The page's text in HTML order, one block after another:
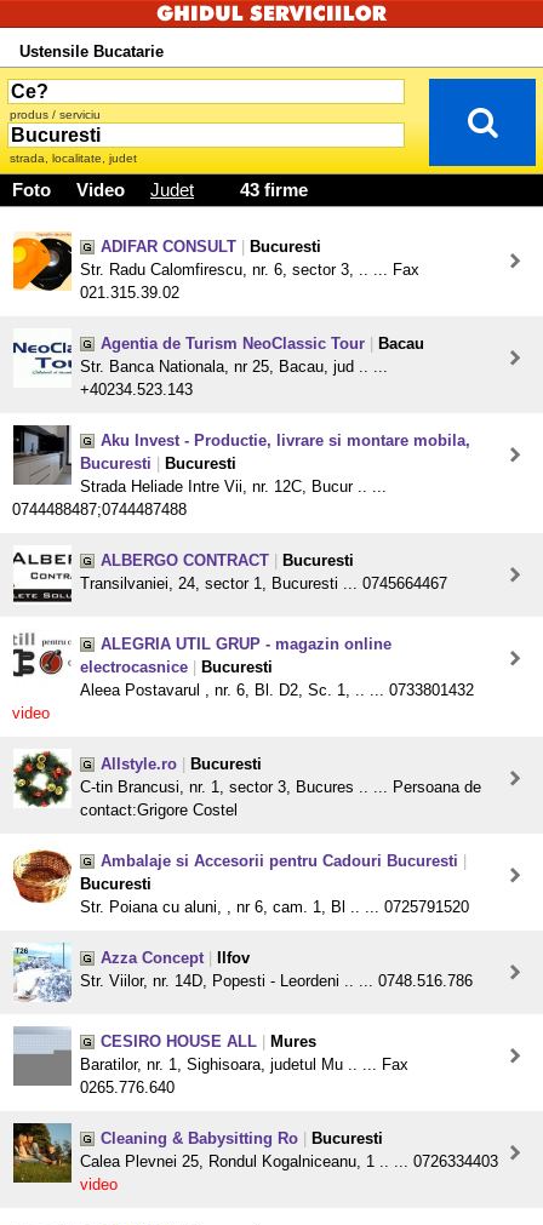
Ustensile Bucatarie
produs / serviciu
strada, localitate, judet
Foto Video Judet 43 firme
ADIFAR CONSULT
Bucuresti
Str. Radu Calomfirescu, nr. 6, sector 3, .. ... Fax
021.315.39.02
Agentia de Turism NeoClassic Tour
Bacau
Str. Banca Nationala, nr 25, Bacau, jud .. ...
+40234.523.143
Aku Invest - Productie, livrare si montare mobila,
Bucuresti
Bucuresti
Strada Heliade Intre Vii, nr. 12C, Bucur .. ...
0744488487;0744487488
ALBERGO CONTRACT
Bucuresti
Transilvaniei, 24, sector 1, Bucuresti ... 0745664467
ALEGRIA UTIL GRUP - magazin online
electrocasnice
Bucuresti
Aleea Postavarul , nr. 6, Bl. D2, Sc. 1, .. ... 0733801432
video
Allstyle.ro
Bucuresti
C-tin Brancusi, nr. 1, sector 3, Bucures .. ... Persoana de
contact:Grigore Costel
Ambalaje si Accesorii pentru Cadouri Bucuresti
Bucuresti
Str. Poiana cu aluni, , nr 6, cam. 1, Bl .. ... 0725791520
Azza Concept
Ilfov
Str. Viilor, nr. 14D, Popesti - Leordeni .. ... 0748.516.786
CESIRO HOUSE ALL
Mures
Baratilor, nr. 1, Sighisoara, judetul Mu .. ... Fax
0265.776.640
Cleaning & Babysitting Ro
Bucuresti
Calea Plevnei 25, Rondul Kogalniceanu, 1 .. ... 0726334403
video